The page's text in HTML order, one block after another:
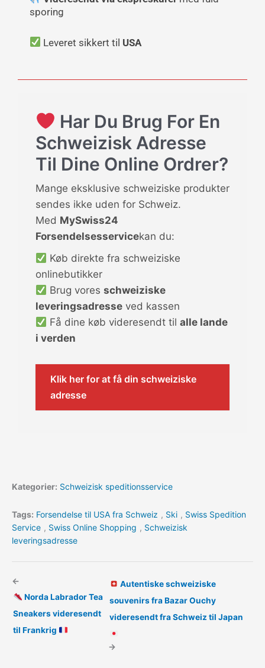
sporing
Leveret sikkert til USA
Har Du Brug For En
Schweizisk Adresse
Til Dine Online Ordrer?
Mange eksklusive schweiziske produkter
sendes ikke uden for Schweiz.
Med MySwiss24
Forsendelsesservicekan du:
Køb direkte fra schweiziske
onlinebutikker
Brug voresschweiziske
leveringsadresse ved kassen
Få dine køb videresendt tilalle lande
i verden
Klik her for at få din schweiziske
adresse
Kategorier: Schweizisk speditionsservice
Tags: Forsendelse til USA fra Schweiz , Ski , Swiss Spedition
Service , Swiss Online Shopping , Schweizisk
leveringsadresse
←
Norda Labrador Tea
Sneakers videresendt
til Frankrig
Autentiske schweiziske
souvenirs fra Bazar Ouchy
videresendt fra Schweiz til Japan
→